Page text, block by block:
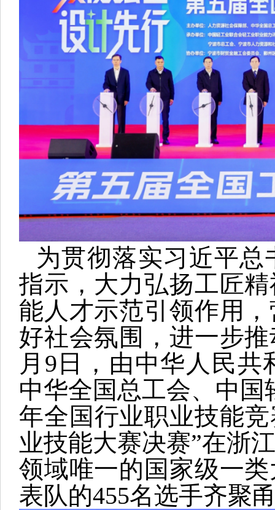
为贯彻落实习近平
指示，大力弘扬工匠
能人才示范引领作用
好社会氛围，进一步
月9日，由中华人民
中华全国总工会、中国
年全国行业职业技能
业技能大赛决赛”在浙
领域唯一的国家级一
表队的455名选手齐聚